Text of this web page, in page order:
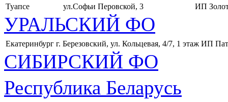
Туапсе
ул.Софьи Перовской, 3 ИП
УРАЛЬСКИЙ ФО
Екатеринбург г. Березовский, ул. Кольцевая, 4/7, 1 этаж ИП
СИБИРСКИЙ ФО
Республика Беларусь